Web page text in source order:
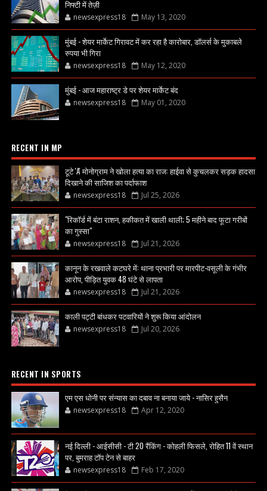
निफ्टी में तेज़ी
newsexpress18 May 13, 2020
मुंबई - शेयर मार्केट गिरावट में कर रहा है कारोबार, डॉलर्स के मुकाबले
रुपया भी गिरा
newsexpress18 May 12, 2020
मुंबई - आज महाराष्ट्र डे पर शेयर मार्केट बंद
newsexpress18 May 01, 2020
RECENT IN MP
टूटे 'A' मोनोग्राम ने खोला हत्या का राज: हाईवा से कुचलकर सड़क हादसा
दिखाने की साजिश का पर्दाफाश
newsexpress18 Jul 25, 2026
"रिकॉर्ड में बंटा राशन, हकीकत में खाली थाली; 5 महीने बाद फूटा गरीबों
का गुस्सा"
newsexpress18 Jul 21, 2026
कानून के रखवाले कटघरे में: थाना प्रभारी पर मारपीट-वसूली के गंभीर
आरोप, पीड़ित युवक 48 घंटे से लापता
newsexpress18 Jul 21, 2026
काली पट्टी बांधकर पटवारियों ने शुरू किया आंदोलन
newsexpress18 Jul 20, 2026
RECENT IN SPORTS
एम एस धोनी पर संन्यास का दबाव ना बनाया जाये - नासिर हुसैन
newsexpress18 Apr 12, 2020
नई दिल्ली - आईसीसी - टी 20 रैंकिंग - कोहली फिसले, रोहित 11 वें स्थान
पर, बुमराह टॉप टेन से बाहर
newsexpress18 Feb 17, 2020